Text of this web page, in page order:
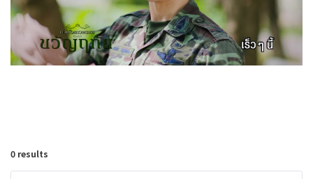
0 results